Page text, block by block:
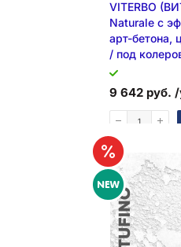
VITERBO
Naturale с
арт-бетона, цвет белый
/ под
9 642 руб.